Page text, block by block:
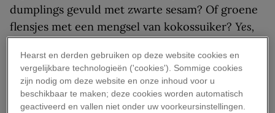
dumplings gevuld met zwarte sesam? Of groene
flensjes met een mengsel van kokossuiker? Yes,
Smakelijk!
1. Maple Taffy, Canada
Hearst en derden gebruiken op deze website cookies en
vergelijkbare technologieën ('cookies'). Sommige cookies
zijn nodig om deze website en onze inhoud voor u
beschikbaar te maken; deze cookies worden automatisch
geactiveerd en vallen niet onder uw voorkeursinstellingen.